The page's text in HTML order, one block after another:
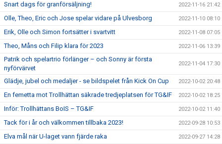
Snart dags för granförsäljning! 2022-11-16 21:42
Olle, Theo, Eric och Jose spelar vidare på Ulvesborg 2022-11-10 08:10
Erik, Olle och Simon fortsätter i svartvitt 2022-11-08 07:05
Theo, Måns och Filip klara för 2023 2022-11-06 13:39
Patrik och spelartrio förlänger – och Sonny är första
nyförvärvet
2022-11-04 17:30
Glädje, jubel och medaljer - se bildspelet från Kick On Cup 2022-10-02 20:48
En femetta mot Trollhättan säkrade tredjeplatsen för TG&IF 2022-10-02 18:25
Inför: Trollhättans BoIS – TG&IF 2022-10-02 11:40
Tack för i år och välkommen tillbaka 2023! 2022-09-28 10:53
Elva mål när U-laget vann fjärde raka 2022-09-27 14:28